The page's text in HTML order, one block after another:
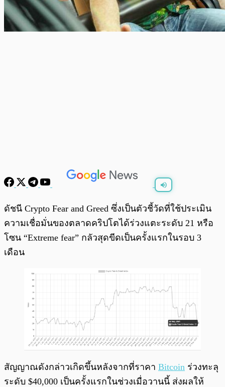
0:00 0:00
ดัชนี Crypto Fear and Greed ซึ่งเป็นตัวชี้วัดที่ใช้ประเมิน
ความเชื่อมั่นของตลาดคริปโตได้ร่วงแตะระดับ 21 หรือ
โซน “Extreme fear” กลัวสุดขีดเป็นครั้งแรกในรอบ 3
เดือน
สัญญาณดังกล่าวเกิดขึ้นหลังจากที่ราคา Bitcoin ร่วงทะลุ
ระดับ $40,000 เป็นครั้งแรกในช่วงเมื่อวานนี้ ส่งผลให้